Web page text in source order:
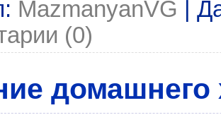
MazmanyanVG |
(0)
домашнего